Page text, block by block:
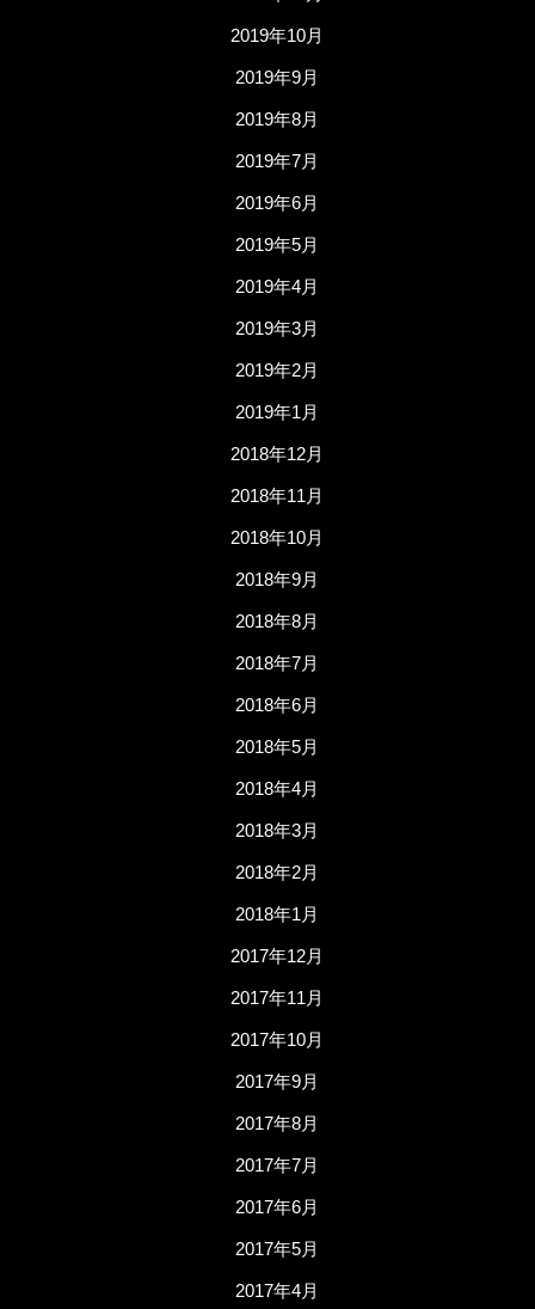
2019年10月
2019年9月
2019年8月
2019年7月
2019年6月
2019年5月
2019年4月
2019年3月
2019年2月
2019年1月
2018年12月
2018年11月
2018年10月
2018年9月
2018年8月
2018年7月
2018年6月
2018年5月
2018年4月
2018年3月
2018年2月
2018年1月
2017年12月
2017年11月
2017年10月
2017年9月
2017年8月
2017年7月
2017年6月
2017年5月
2017年4月